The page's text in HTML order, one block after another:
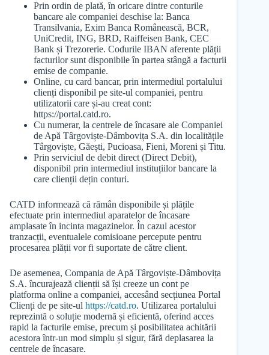
Prin ordin de plată, în oricare dintre conturile
bancare ale companiei deschise la: Banca
Transilvania, Exim Banca Românească, BCR,
UniCredit, ING, BRD, Raiffeisen Bank, CEC
Bank și Trezorerie. Codurile IBAN aferente plății
facturilor sunt disponibile în partea stângă a facturii
emise de companie.
Online, cu card bancar, prin intermediul portalului
clienți disponibil pe site-ul companiei, pentru
utilizatorii care și-au creat cont:
https://portal.catd.ro.
Cu numerar, la centrele de încasare ale Companiei
de Apă Târgoviște-Dâmbovița S.A. din localitățile
Târgoviște, Găești, Pucioasa, Fieni, Moreni și Titu.
Prin serviciul de debit direct (Direct Debit),
disponibil prin intermediul instituțiilor bancare la
care clienții dețin conturi.
CATD informează că rămân disponibile și plățile
efectuate prin intermediul aparatelor de încasare
amplasate în incinta magazinelor. În cazul acestor
tranzacții, eventualele comisioane percepute pentru
procesarea plății vor fi suportate de către client.
De asemenea, Compania de Apă Târgoviște-Dâmbovița
S.A. încurajează clienții să își creeze un cont pe
platforma online a companiei, accesând secțiunea Portal
Clienți de pe site-ul https://catd.ro. Utilizarea portalului
reprezintă o soluție modernă și eficientă, oferind acces
rapid la facturile emise, precum și posibilitatea achitării
acestora într-un mod simplu și sigur, fără deplasarea la
centrele de încasare.